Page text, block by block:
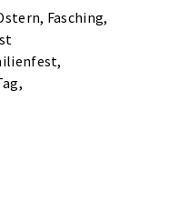
Fasching,